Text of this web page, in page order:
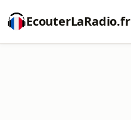
EcouterLaRadio.fr